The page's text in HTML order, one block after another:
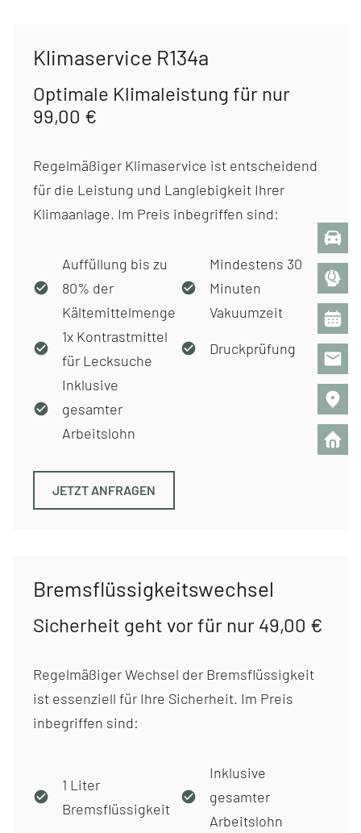
Klimaservice R134a
Optimale Klimaleistung für nur
99,00 €
Regelmäßiger Klimaservice ist entscheidend
für die Leistung und Langlebigkeit Ihrer
Klimaanlage. Im Preis inbegriffen sind:
Auffüllung bis zu
80% der
Kältemittelmenge
Mindestens 30
Minuten
Vakuumzeit
1x Kontrastmittel
für Lecksuche
Druckprüfung
Inklusive
gesamter
Arbeitslohn
JETZT ANFRAGEN
Brems­flüssigkeits­wechsel
Sicherheit geht vor für nur 49,00 €
Regelmäßiger Wechsel der Bremsflüssigkeit
ist essenziell für Ihre Sicherheit. Im Preis
inbegriffen sind:
1 Liter
Bremsflüssigkeit
Inklusive
gesamter
Arbeitslohn